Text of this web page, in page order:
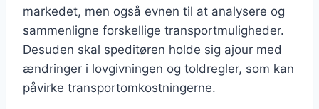
markedet, men også evnen til at analysere og
sammenligne forskellige transportmuligheder.
Desuden skal speditøren holde sig ajour med
ændringer i lovgivningen og toldregler, som kan
påvirke transportomkostningerne.